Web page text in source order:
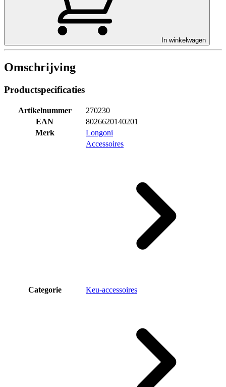
In winkelwagen
Omschrijving
Productspecificaties
Artikelnummer
270230
EAN
8026620140201
Merk
Longoni
Categorie
Accessoires
Keu-accessoires